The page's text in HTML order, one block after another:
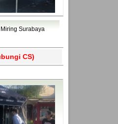
Tulang
Kepulauan,
Tulang
Surabaya
CS)